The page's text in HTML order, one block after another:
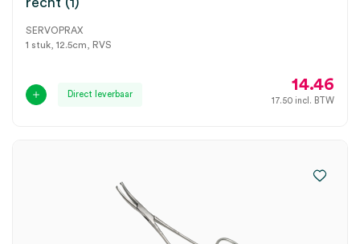
SERVOPRAX
1 stuk, 12.5cm, RVS
Direct leverbaar
14.46
17.50 incl. BTW